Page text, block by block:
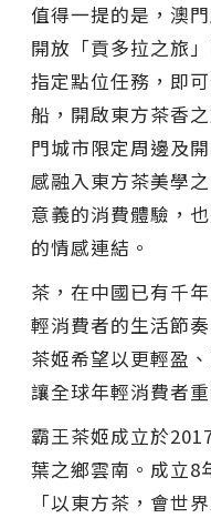
值得一提的是，澳
開放「貢多拉之旅
指定點位任務，即
船，開啟東方茶香
門城市限定周邊及
感融入東方茶美學
意義的消費體驗，
的情感連結。
茶，在中國已有千
輕消費者的生活節
茶姬希望以更輕盈
讓全球年輕消費者
霸王茶姬成立於
葉之鄉雲南。成立8
「以東方茶，會世